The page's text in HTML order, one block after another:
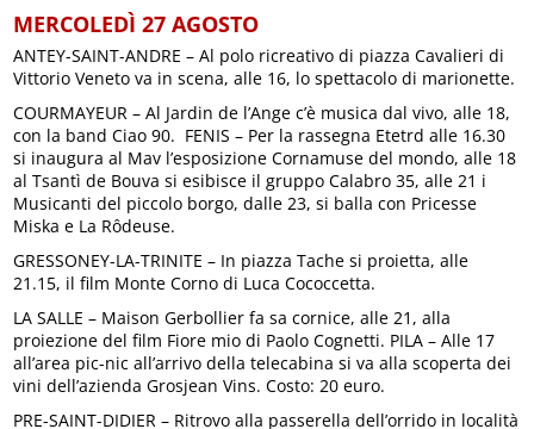
MERCOLEDÌ 27 AGOSTO
ANTEY-SAINT-ANDRE – Al polo ricreativo di piazza Cavalieri di
Vittorio Veneto va in scena, alle 16, lo spettacolo di marionette.
COURMAYEUR – Al Jardin de l’Ange c’è musica dal vivo, alle 18,
con la band Ciao 90. FENIS – Per la rassegna Etetrd alle 16.30
si inaugura al Mav l’esposizione Cornamuse del mondo, alle 18
al Tsantì de Bouva si esibisce il gruppo Calabro 35, alle 21 i
Musicanti del piccolo borgo, dalle 23, si balla con Pricesse
Miska e La Rôdeuse.
GRESSONEY-LA-TRINITE – In piazza Tache si proietta, alle
21.15, il film Monte Corno di Luca Cococcetta.
LA SALLE – Maison Gerbollier fa sa cornice, alle 21, alla
proiezione del film Fiore mio di Paolo Cognetti. PILA – Alle 17
all’area pic-nic all’arrivo della telecabina si va alla scoperta dei
vini dell’azienda Grosjean Vins. Costo: 20 euro.
PRE-SAINT-DIDIER – Ritrovo alla passerella dell’orrido in località